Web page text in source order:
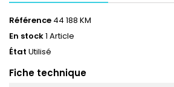
Référence 44 188 KM
En stock1 Article
État Utilisé
Fiche technique